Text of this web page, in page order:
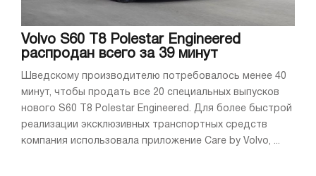
Volvo S60 T8 Polestar Engineered
распродан всего за 39 минут
Шведскому производителю потребовалось менее 40
минут, чтобы продать все 20 специальных выпусков
нового S60 T8 Polestar Engineered. Для более быстрой
реализации эксклюзивных транспортных средств
компания использовала приложение Care by Volvo, ...